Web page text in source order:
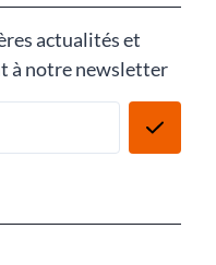
actualités et
à notre newsletter